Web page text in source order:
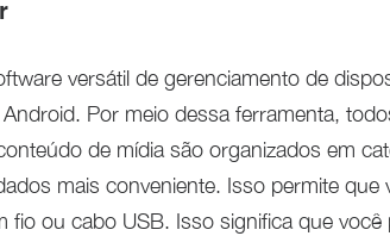
versátil de gerenciamento de
Por meio dessa ferramenta,
de mídia são organizados em
mais conveniente. Isso permite que
fio ou cabo USB. Isso significa que